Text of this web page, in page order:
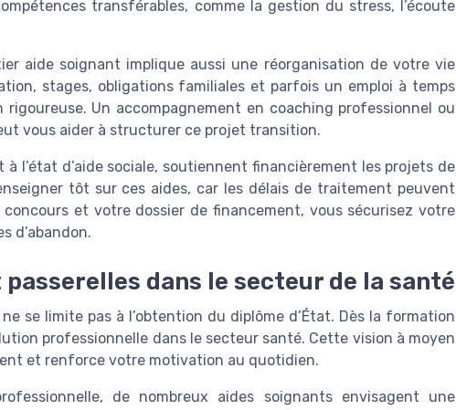
transférables, comme la gestion du stress, l’écoute
aide soignant implique aussi une réorganisation de votre vie
stages, obligations familiales et parfois un emploi à temps
Un accompagnement en coaching professionnel ou
vous aider à structurer ce projet transition.
l’état d’aide sociale, soutiennent financièrement les projets de
tôt sur ces aides, car les délais de traitement peuvent
et votre dossier de financement, vous sécurisez votre
d’abandon.
dans le secteur de la santé
se limite pas à l’obtention du diplôme d’État. Dès la formation
professionnelle dans le secteur santé. Cette vision à moyen
et renforce votre motivation au quotidien.
de nombreux aides soignants envisagent une